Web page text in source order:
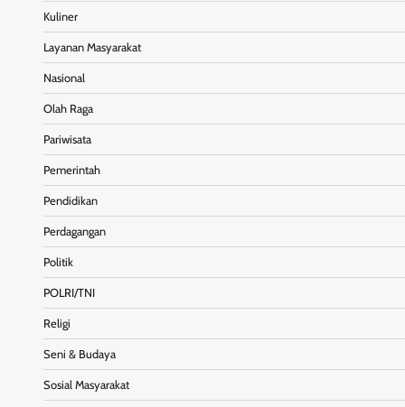
Kuliner
Layanan Masyarakat
Nasional
Olah Raga
Pariwisata
Pemerintah
Pendidikan
Perdagangan
Politik
POLRI/TNI
Religi
Seni & Budaya
Sosial Masyarakat